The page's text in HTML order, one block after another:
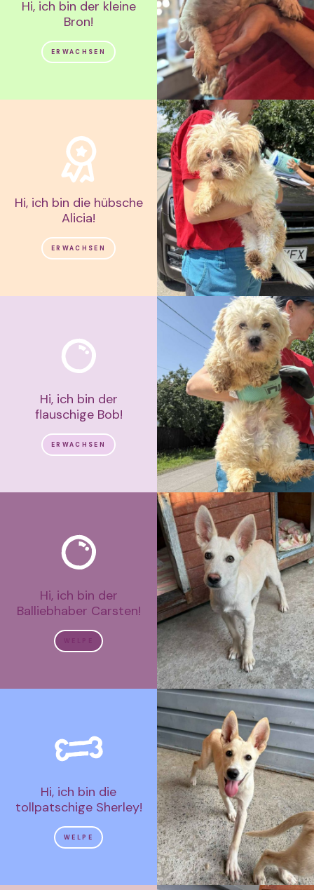
Hi, ich bin der kleine
Bron!
ERWACHSEN
Hi, ich bin die hübsche
Alicia!
ERWACHSEN
Hi, ich bin der
flauschige Bob!
ERWACHSEN
Hi, ich bin der
Balliebhaber Carsten!
Hi, ich bin die
tollpatschige Sherley!
WELPE